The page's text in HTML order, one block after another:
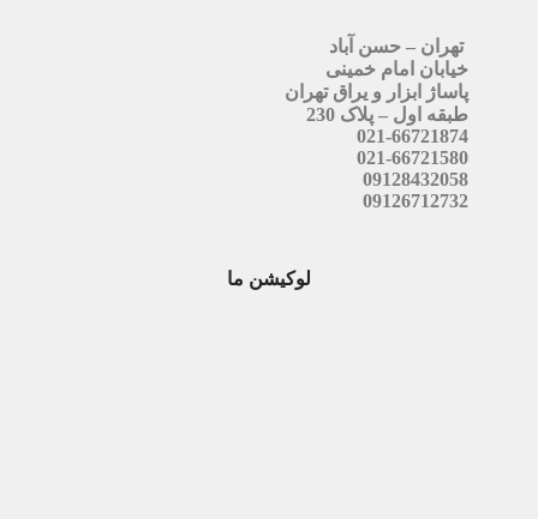
تهران – حسن آباد
خیابان امام خمینی
پاساژ ابزار و یراق تهران
طبقه اول – پلاک 230
021-66721874
021-66721580
09128432058
09126712732
لوکیشن ما